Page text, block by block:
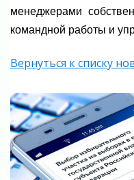
менеджерами
командной работы и
Вернуться к списку